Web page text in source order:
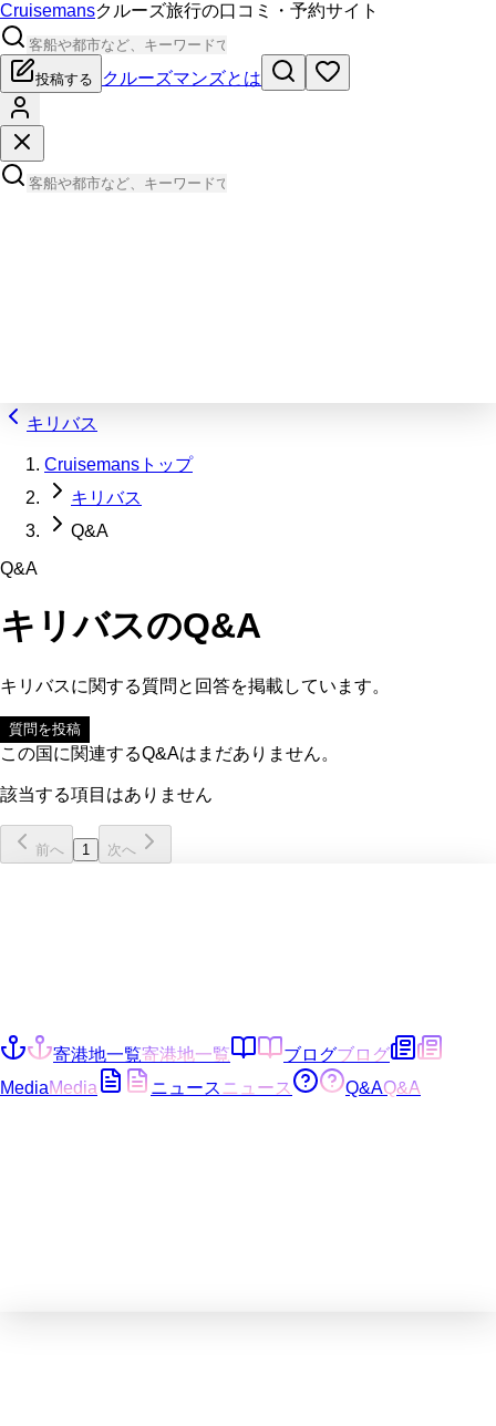
Cruisemansクルーズ旅行の口コミ・予約サイト
投稿する クルーズマンズとは
キリバス
Cruisemansトップ
キリバス
Q&A
Q&A
キリバスのQ&A
キリバスに関する質問と回答を掲載しています。
質問を投稿
この国に関連するQ&Aはまだありません。
該当する項目はありません
前へ 1 次へ
寄港地一覧寄港地一覧 ブログブログ
MediaMedia ニュース ニュース Q&AQ&A